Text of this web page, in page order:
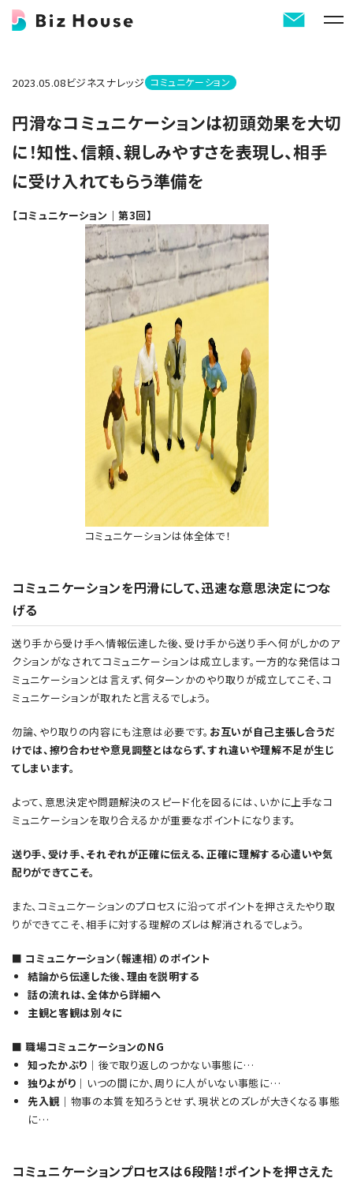
円滑なコミュニケーションは初頭効果を大切
に！知性、信頼、親しみやすさを表現し、相手
に受け入れてもらう準備を
2023.05.08ビジネスナレッジ コミュニケーション
【コミュニケーション｜第3回】
コミュニケーションは体全体で！
コミュニケーションを円滑にして、迅速な意思決定につな
げる
送り手から受け手へ情報伝達した後、受け手から送り手へ何がしかのア
クションがなされてコミュニケーションは成立します。一方的な発信はコ
ミュニケーションとは言えず、何ターンかのやり取りが成立してこそ、コ
ミュニケーションが取れたと言えるでしょう。
勿論、やり取りの内容にも注意は必要です。 お互いが自己主張し合うだ
けでは、擦り合わせや意見調整とはならず、すれ違いや理解不足が生じ
てしまいます。
よって、意思決定や問題解決のスピード化を図るには、いかに上手なコ
ミュニケーションを取り合えるかが重要なポイントになります。
送り手、受け手、それぞれが正確に伝える、正確に理解する心遣いや気
配りができてこそ。
また、コミュニケーションのプロセスに沿ってポイントを押さえたやり取
りができてこそ、相手に対する理解のズレは解消されるでしょう。
■ コミュニケーション（報連相）のポイント
結論から伝達した後、理由を説明する
話の流れは、全体から詳細へ
主観と客観は別々に
■ 職場コミュニケーションのNG
知ったかぶり ｜後で取り返しのつかない事態に…
独りよがり ｜いつの間にか、周りに人がいない事態に…
先入観｜物事の本質を知ろうとせず、現状とのズレが大きくなる事態
に…
コミュニケーションプロセスは6段階！ポイントを押さえた